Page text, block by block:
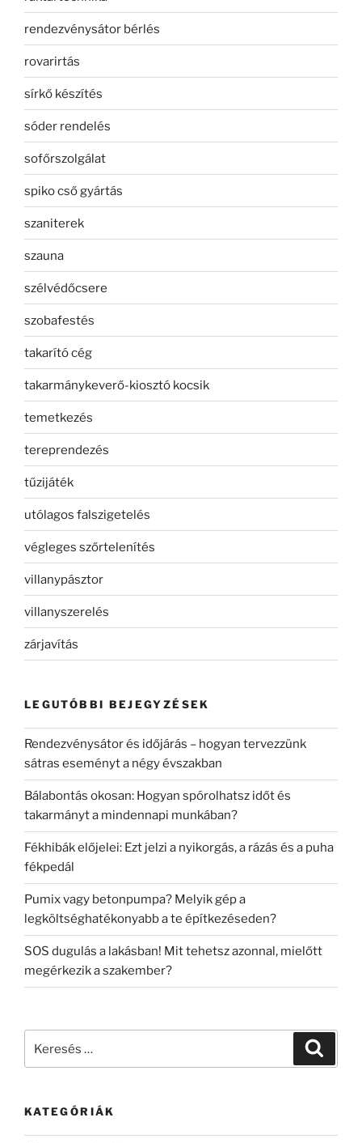
rendezvénysátor bérlés
rovarirtás
sírkő készítés
sóder rendelés
sofőrszolgálat
spiko cső gyártás
szaniterek
szauna
szélvédőcsere
szobafestés
takarító cég
takarmánykeverő-kiosztó kocsik
temetkezés
tereprendezés
tűzijáték
utólagos falszigetelés
végleges szőrtelenítés
villanypásztor
villanyszerelés
zárjavítás
LEGUTÓBBI BEJEGYZÉSEK
Rendezvénysátor és időjárás – hogyan tervezzünk
sátras eseményt a négy évszakban
Bálabontás okosan: Hogyan spórolhatsz időt és
takarmányt a mindennapi munkában?
Fékhibák előjelei: Ezt jelzi a nyikorgás, a rázás és a puha
fékpedál
Pumix vagy betonpumpa? Melyik gép a
legköltséghatékonyabb a te építkezéseden?
SOS dugulás a lakásban! Mit tehetsz azonnal, mielőtt
megérkezik a szakember?
KATEGÓRIÁK